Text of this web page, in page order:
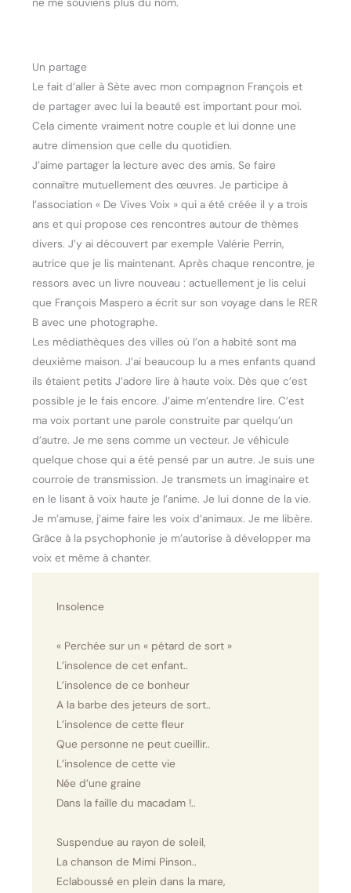
Un partage
Le fait d’aller à Sète avec mon compagnon François et
de partager avec lui la beauté est important pour moi.
Cela cimente vraiment notre couple et lui donne une
autre dimension que celle du quotidien.
J’aime partager la lecture avec des amis. Se faire
connaître mutuellement des œuvres. Je participe à
l’association « De Vives Voix » qui a été créée il y a trois
ans et qui propose ces rencontres autour de thèmes
divers. J’y ai découvert par exemple Valérie Perrin,
autrice que je lis maintenant. Après chaque rencontre, je
ressors avec un livre nouveau : actuellement je lis celui
que François Maspero a écrit sur son voyage dans le RER
B avec une photographe.
Les médiathèques des villes où l’on a habité sont ma
deuxième maison. J’ai beaucoup lu a mes enfants quand
ils étaient petits J’adore lire à haute voix. Dès que c’est
possible je le fais encore. J’aime m’entendre lire. C’est
ma voix portant une parole construite par quelqu’un
d’autre. Je me sens comme un vecteur. Je véhicule
quelque chose qui a été pensé par un autre. Je suis une
courroie de transmission. Je transmets un imaginaire et
en le lisant à voix haute je l’anime. Je lui donne de la vie.
Je m’amuse, j’aime faire les voix d’animaux. Je me libère.
Grâce à la psychophonie je m’autorise à développer ma
voix et même à chanter.
Insolence
« Perchée sur un « pétard de sort »
L’insolence de cet enfant..
L’insolence de ce bonheur
A la barbe des jeteurs de sort..
L’insolence de cette fleur
Que personne ne peut cueillir..
L’insolence de cette vie
Née d’une graine
Dans la faille du macadam !..
Suspendue au rayon de soleil,
La chanson de Mimi Pinson..
Eclaboussé en plein dans la mare,